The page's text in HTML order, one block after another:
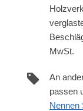
MwSt.
An
passen
Nennen